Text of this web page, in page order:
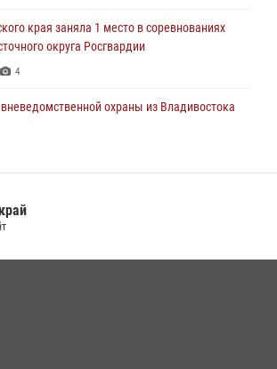
края заняла 1 место в соревнованиях
округа Росгвардии
4
охраны из Владивостока